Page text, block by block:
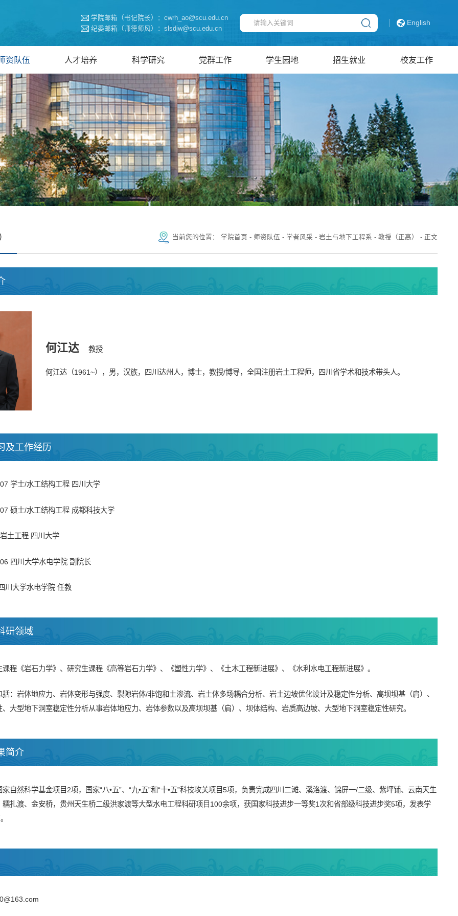
学院邮箱（书记院长）：cwrh_ao@scu.edu.cn
纪委邮箱（师德师风）：slsdjw@scu.edu.cn
English
资队伍 人才培养 科学研究 党群工作 学生园地 招生就业 校友工作
当前您的位置： 学院首页 - 师资队伍 - 学者风采 - 岩土与地下工程系 - 教授（正高） - 正文
何江达 教授
何江达（1961~），男，汉族，四川达州人，博士，教授/博导，全国注册岩土工程师，四川省学术和技术带头人。
及工作经历
学士/水工结构工程 四川大学
硕士/水工结构工程 成都科技大学
土工程 四川大学
四川大学水电学院 副院长
川大学水电学院 任教
研领域
程《岩石力学》、研究生课程《高等岩石力学》、《塑性力学》、《土木工程新进展》、《水利水电工程新进展》。
：岩体地应力、岩体变形与强度、裂隙岩体/非饱和土渗流、岩土体多场耦合分析、岩土边坡优化设计及稳定性分析、高坝坝基（肩）、
大型地下洞室稳定性分析从事岩体地应力、岩体参数以及高坝坝基（肩）、坝体结构、岩质高边坡、大型地下洞室稳定性研究。
简介
自然科学基金项目2项，国家“八•五”、“九•五”和“十•五”科技攻关项目5项，负责完成四川二滩、溪洛渡、锦屏一/二级、紫坪铺、云南天生
糯扎渡、金安桥，贵州天生桥二级洪家渡等大型水电工程科研项目100余项，获国家科技进步一等奖1次和省部级科技进步奖5项，发表学